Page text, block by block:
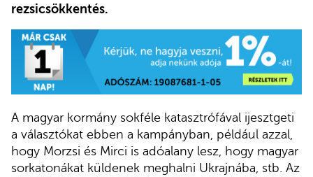
rezsicsökkentés.
A magyar kormány sokféle katasztrófával ijesztgeti
a választókat ebben a kampányban, például azzal,
hogy Morzsi és Mirci is adóalany lesz, hogy magyar
sorkatonákat küldenek meghalni Ukrajnába, stb. Az